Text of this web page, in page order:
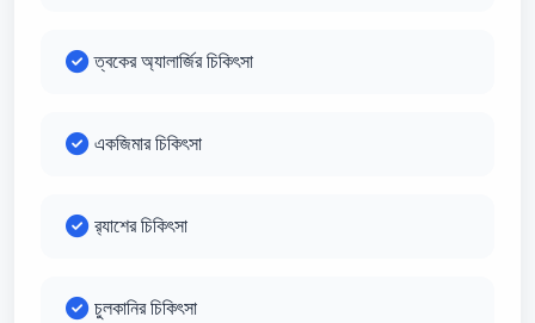
ত্বকের অ্যালার্জির চিকিৎসা
একজিমার চিকিৎসা
র‍্যাশের চিকিৎসা
চুলকানির চিকিৎসা